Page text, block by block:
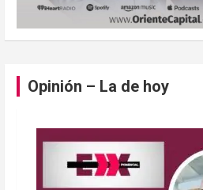
Opinión – La de hoy